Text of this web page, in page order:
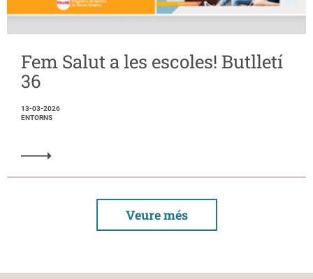
Fem Salut a les escoles! Butlletí
36
13-03-2026
ENTORNS
Veure més